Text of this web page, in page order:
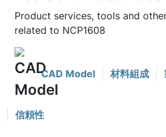
Product services, tools and
related to NCP1608
CAD Model 材料組成
信頼性